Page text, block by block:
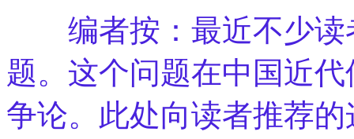
编者按：最近不少读
题。这个问题在中国近
争论。此处向读者推荐